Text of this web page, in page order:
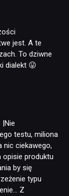
jest. A te
To dziwne
dialekt 😛
|Nie
testu, miliona
nic ciekawego,
opisie produktu
by się
typu
Z